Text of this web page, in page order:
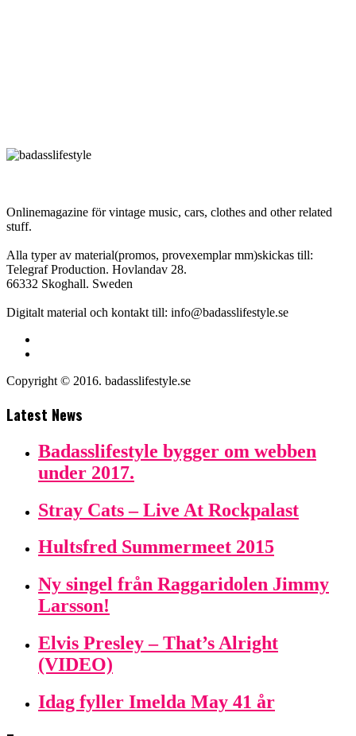
Onlinemagazine för vintage music, cars, clothes and other related
stuff.
Alla typer av material(promos, provexemplar mm)skickas till:
Telegraf Production. Hovlandav 28.
66332 Skoghall. Sweden
Digitalt material och kontakt till: info@badasslifestyle.se
Copyright © 2016. badasslifestyle.se
Latest News
Badasslifestyle bygger om webben
under 2017.
Stray Cats – Live At Rockpalast
Hultsfred Summermeet 2015
Ny singel från Raggaridolen Jimmy
Larsson!
Elvis Presley – That’s Alright
(VIDEO)
Idag fyller Imelda May 41 år